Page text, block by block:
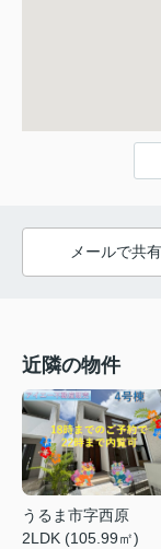
メールで共
近隣の物件
うるま市字西原
2LDK (105.99㎡)